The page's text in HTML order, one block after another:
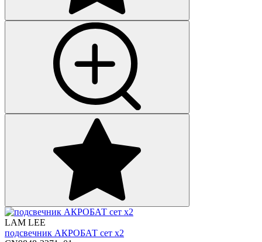
LAM LEE
подсвечник АКРОБАТ сет х2